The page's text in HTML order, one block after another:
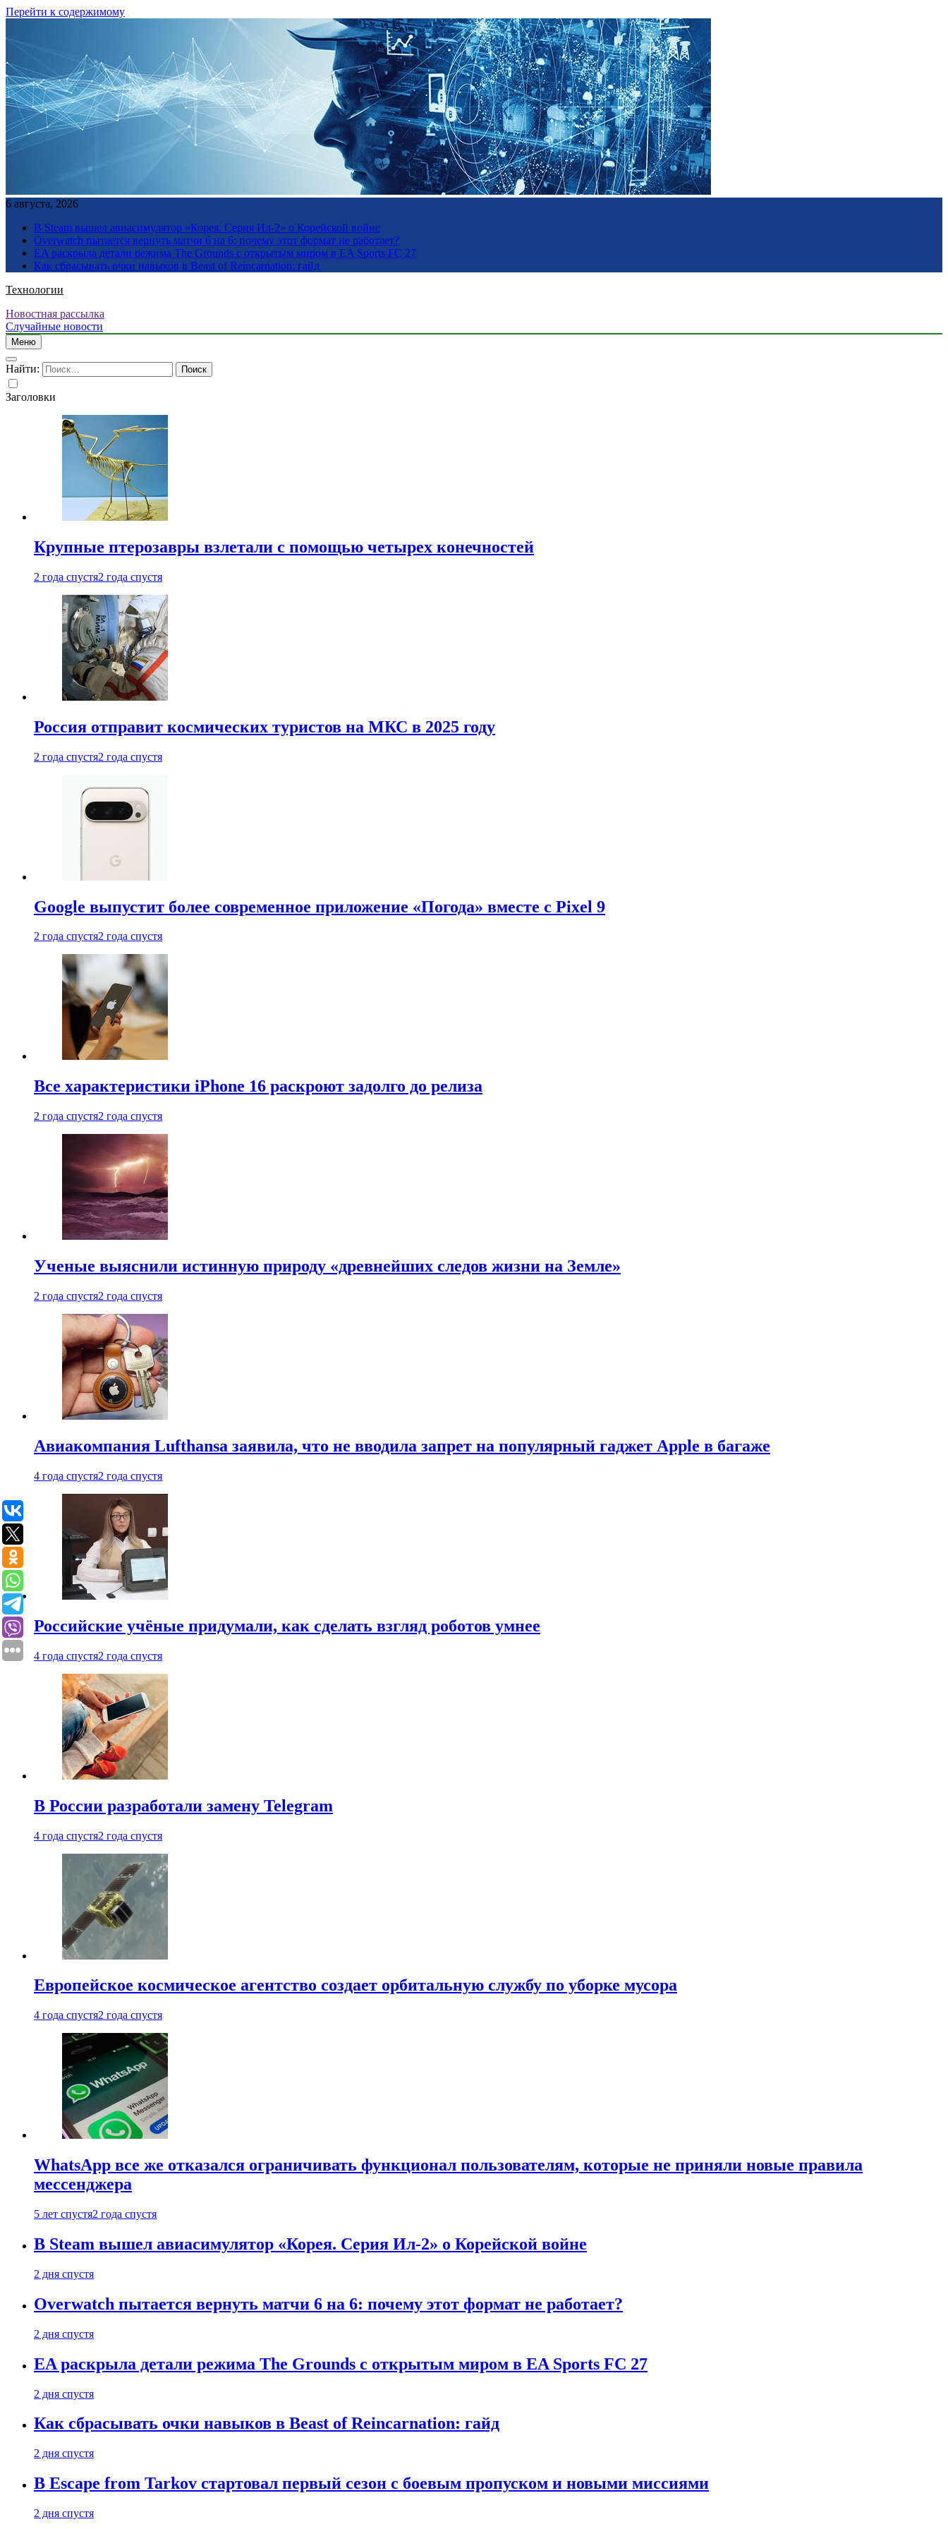
Перейти к содержимому
6 августа, 2026
В Steam вышел авиасимулятор «Корея. Серия Ил-2» о Корейской войне
Overwatch пытается вернуть матчи 6 на 6: почему этот формат не работает?
EA раскрыла детали режима The Grounds с открытым миром в EA Sports FC 27
Как сбрасывать очки навыков в Beast of Reincarnation: гайд
Технологии
Новостная рассылка
Случайные новости
Меню
Найти:
Заголовки
Крупные птерозавры взлетали с помощью четырех конечностей
2 года спустя2 года спустя
Россия отправит космических туристов на МКС в 2025 году
2 года спустя2 года спустя
Google выпустит более современное приложение «Погода» вместе с Pixel 9
2 года спустя2 года спустя
Все характеристики iPhone 16 раскроют задолго до релиза
2 года спустя2 года спустя
Ученые выяснили истинную природу «древнейших следов жизни на Земле»
2 года спустя2 года спустя
Авиакомпания Lufthansa заявила, что не вводила запрет на популярный гаджет Apple в багаже
4 года спустя2 года спустя
Российские учёные придумали, как сделать взгляд роботов умнее
4 года спустя2 года спустя
В России разработали замену Telegram
4 года спустя2 года спустя
Европейское космическое агентство создает орбитальную службу по уборке мусора
4 года спустя2 года спустя
WhatsApp все же отказался ограничивать функционал пользователям, которые не приняли новые правила
мессенджера
5 лет спустя2 года спустя
В Steam вышел авиасимулятор «Корея. Серия Ил-2» о Корейской войне
2 дня спустя
Overwatch пытается вернуть матчи 6 на 6: почему этот формат не работает?
2 дня спустя
EA раскрыла детали режима The Grounds с открытым миром в EA Sports FC 27
2 дня спустя
Как сбрасывать очки навыков в Beast of Reincarnation: гайд
2 дня спустя
В Escape from Tarkov стартовал первый сезон с боевым пропуском и новыми миссиями
2 дня спустя